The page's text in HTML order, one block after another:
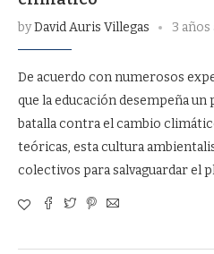
byDavid Auris Villegas 3 años
De acuerdo con numerosos
que la educación desempeña un
batalla contra el cambio
teóricas, esta cultura
colectivos para salvaguardar el